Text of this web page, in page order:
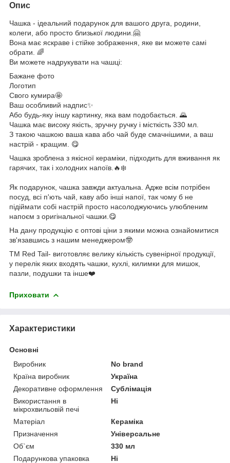
Опис
Чашка - ідеальний подарунок для вашого друга, родини,
колеги, або просто близької людини.🤗
Вона має яскраве і стійке зображення, яке ви можете самі
обрати. 🌈
Ви можете надрукувати на чашці:
Бажане фото
Логотип
Свого кумира🤩
Ваш особливий надпис✨
Або будь-яку іншу картинку, яка вам подобається. 🌄
Чашка має високу якість, зручну ручку і місткість 330 мл.
З такою чашкою ваша кава або чай буде смачнішими, а ваш
настрій - кращим. 😋
Чашка зроблена з якісної кераміки, підходить для вживання як
гарячих, так і холодних напоїв.🔥❄️
Як подарунок, чашка завжди актуальна. Адже всім потрібен
посуд, всі п'ють чай, каву або інші напої, так чому б не
підіймати собі настрій просто насолоджуючись улюбленим
напоєм з оригінальної чашки.😋
На дану продукцію є оптові ціни з якими можна ознайомитися
зв'язавшись з нашим менеджером🤓
ТМ Red Tail- виготовляє велику кількість сувенірної продукції,
у перелік яких входять чашки, кухлі, килимки для мишок,
пазли, подушки та інше❤️
Приховати
Характеристики
Основні
Виробник
No brand
Країна виробник
Україна
Декоративне оформлення
Сублімація
Використання в
мікрохвильовій печі
Ні
Матеріал
Кераміка
Призначення
Універсальне
Об`єм
330 мл
Подарункова упаковка
Ні